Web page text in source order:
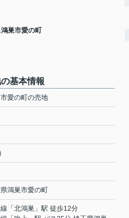
鴻巣市愛の町
基本情報
愛の町の売地
鴻巣市愛の町
「北鴻巣 」駅 徒歩12分